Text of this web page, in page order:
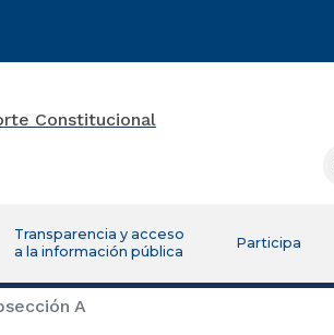
Transparencia y acceso
a la información pública
Participa
A